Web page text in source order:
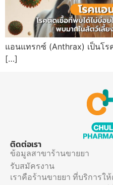
แอนแทรกซ์ (Anthrax) เป็นโ
[…]
ติดต่อเรา
ข้อมูลสาขาร้านขายยา
รับสมัครงาน
เราคือร้านขายยา ที่บริการ